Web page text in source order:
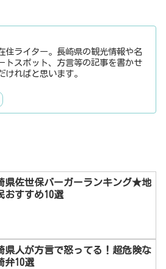
住ライター。長崎県の観光情報や名
トスポット、方言等の記事を書かせ
ければと思います。
県佐世保バーガーランキング★地
おすすめ10選
県人が方言で怒ってる！超危険な
弁10選